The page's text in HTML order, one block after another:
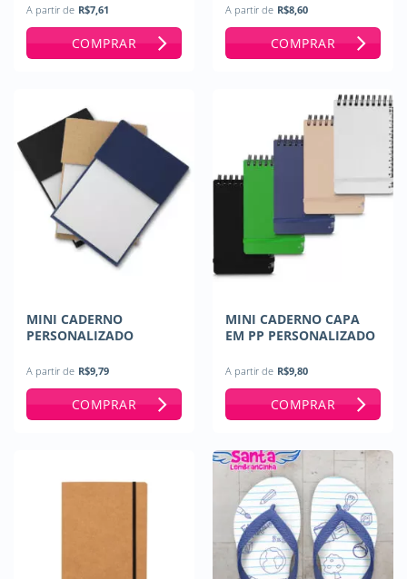
A partir de R$7,61
COMPRAR
A partir de R$8,60
COMPRAR
MINI CADERNO
PERSONALIZADO
A partir de R$9,79
COMPRAR
MINI CADERNO CAPA
EM PP PERSONALIZADO
A partir de R$9,80
COMPRAR